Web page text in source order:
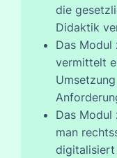
die
Didaktik
Das Modul
vermittelt
Das Modul
man
digitalisiert